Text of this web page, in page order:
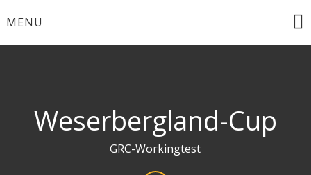
toMENU
Weserbergland-Cup
GRC-Workingtest